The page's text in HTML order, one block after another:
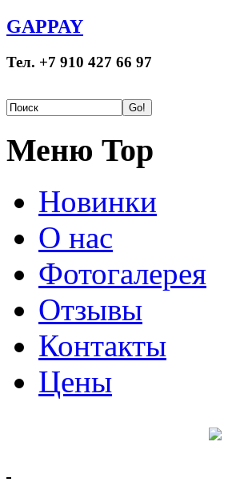
GAPPAY
Тел. +7 910 427 66 97
Меню Top
Новинки
О нас
Фотогалерея
Отзывы
Контакты
Цены